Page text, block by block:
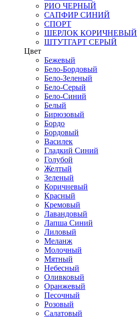
РИО ЧЕРНЫЙ
САПФИР СИНИЙ
СПОРТ
ШЕРЛОК КОРИЧНЕВЫЙ
ШТУТГАРТ СЕРЫЙ
Цвет
Бежевый
Бело-Бордовый
Бело-Зеленый
Бело-Серый
Бело-Синий
Белый
Бирюзовый
Бордо
Бордовый
Василек
Гладкий Синий
Голубой
Желтый
Зеленый
Коричневый
Красный
Кремовый
Лавандовый
Лапша Синий
Лиловый
Меланж
Молочный
Мятный
Небесный
Оливковый
Оранжевый
Песочный
Розовый
Салатовый